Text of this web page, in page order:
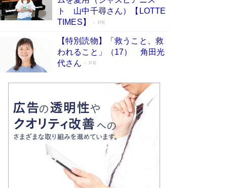
「『火垂るの墓』は、大嘘である」原作者が抱き
続けた“自責の念”とは…「自己憐憫は描きたくな
い」監督が徹底的にこだわったこと（後編） #
戦争の記憶
Book Bang
美輪明宏 晩年の回答を集めた『ほほえんで生き
るための人生相談』がランクイン［エンターテイ
メントベストセラー］
Book Bang
「宇宙兄弟」最終46巻がベストセラー1位 宇宙
開発への関心を押し上げた18年の物語に幕 特装
版には「宇宙で描かれたマンガ」も収録
Book Bang
「不意に涙が出そうに…」高嶋政伸が明かし
た“13歳の娘を暴行する役”への葛藤 インティマ
シーコーディネーターに支えられたNHK『大奥』
Book Bang
ト 山中千尋さん）【LOTTE
TIMES】
PR
【特別読物】「救うこと、救
われること」（17） 角田光
代さん
PR